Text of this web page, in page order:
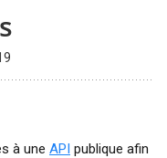
à une API publique afin